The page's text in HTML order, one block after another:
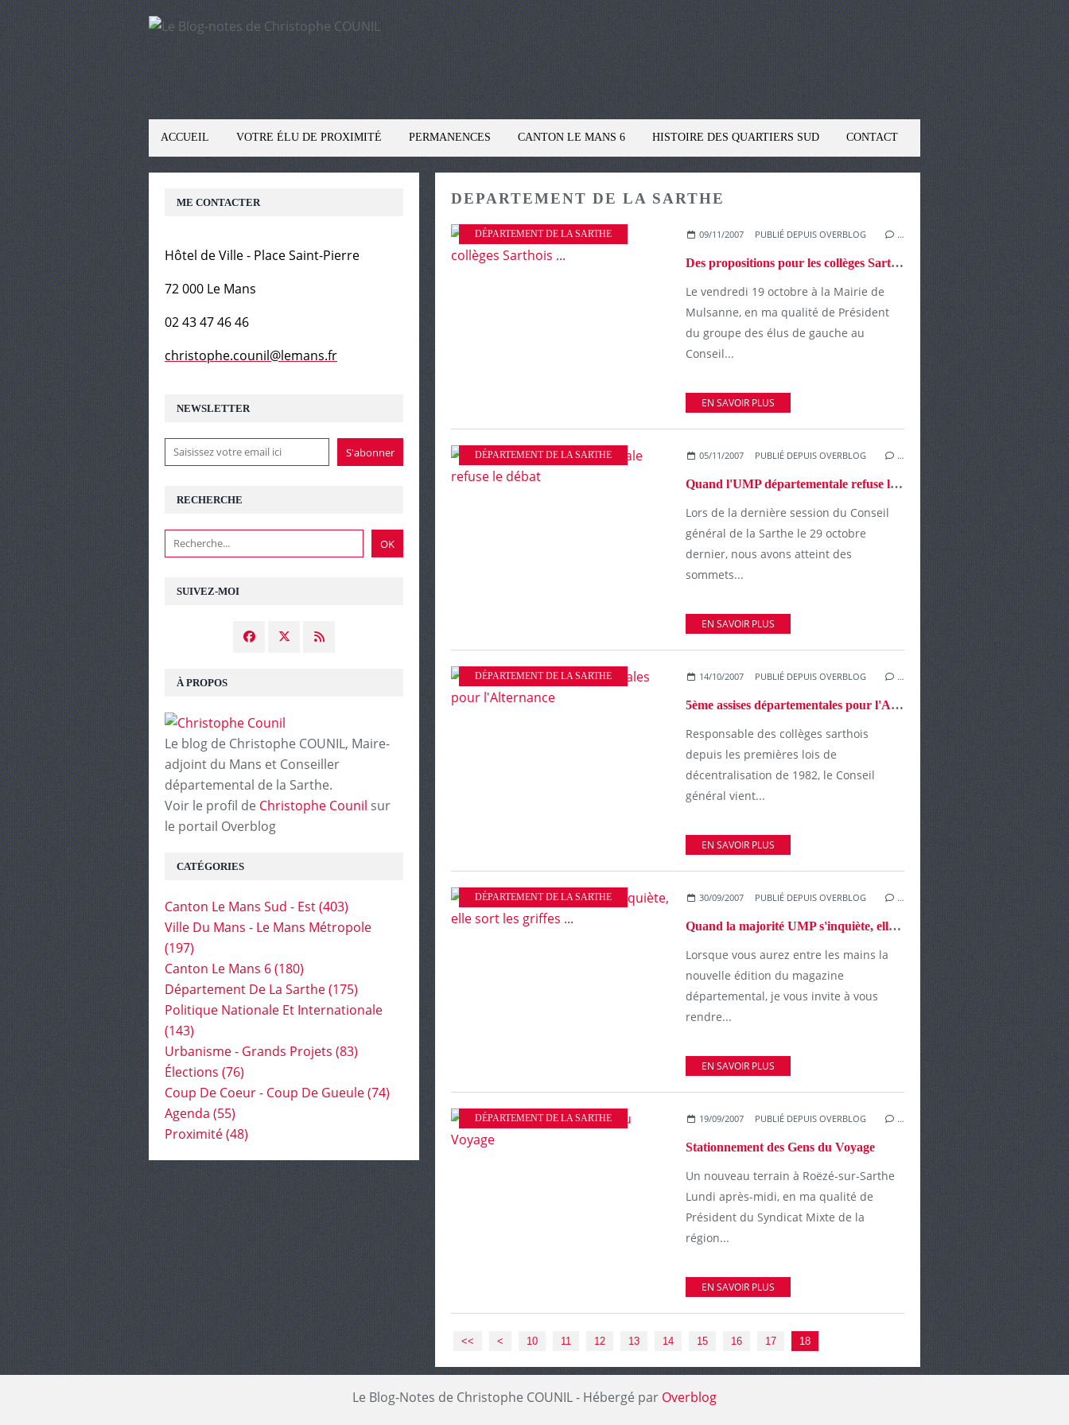
ACCUEIL VOTRE ÉLU DE PROXIMITÉ PERMANENCES CANTON LE MANS 6 HISTOIRE DES QUARTIERS SUD CONTACT
DEPARTEMENT DE LA SARTHE
DÉPARTEMENT DE LA SARTHE 09/11/2007 PUBLIÉ DEPUIS OVERBLOG …
Des propositions pour les collèges Sarthois ...
Le vendredi 19 octobre à la Mairie de
Mulsanne, en ma qualité de Président
du groupe des élus de gauche au
Conseil...
EN SAVOIR PLUS
DÉPARTEMENT DE LA SARTHE 05/11/2007 PUBLIÉ DEPUIS OVERBLOG …
Quand l'UMP départementale refuse le débat
Lors de la dernière session du Conseil
général de la Sarthe le 29 octobre
dernier, nous avons atteint des
sommets...
EN SAVOIR PLUS
DÉPARTEMENT DE LA SARTHE 14/10/2007 PUBLIÉ DEPUIS OVERBLOG …
5ème assises départementales pour l'Alternance
Responsable des collèges sarthois
depuis les premières lois de
décentralisation de 1982, le Conseil
général vient...
EN SAVOIR PLUS
DÉPARTEMENT DE LA SARTHE 30/09/2007 PUBLIÉ DEPUIS OVERBLOG …
Quand la majorité UMP s'inquiète, elle sort les griffes ...
Lorsque vous aurez entre les mains la
nouvelle édition du magazine
départemental, je vous invite à vous
rendre...
EN SAVOIR PLUS
DÉPARTEMENT DE LA SARTHE 19/09/2007 PUBLIÉ DEPUIS OVERBLOG …
Stationnement des Gens du Voyage
Un nouveau terrain à Roëzé-sur-Sarthe
Lundi après-midi, en ma qualité de
Président du Syndicat Mixte de la
région...
EN SAVOIR PLUS
<< < 10 11 12 13 14 15 16 17 18
NEWSLETTER
SUIVEZ-MOI
RECHERCHE
À PROPOS
Le blog de Christophe COUNIL, Maire-
adjoint du Mans et Conseiller
départemental de la Sarthe.
Voir le profil de Christophe Counil sur
le portail Overblog
CATÉGORIES
Canton Le Mans Sud - Est(403)
Ville Du Mans - Le Mans Métropole
(197)
Canton Le Mans 6(180)
Département De La Sarthe(175)
Politique Nationale Et Internationale
(143)
Urbanisme - Grands Projets (83)
Élections (76)
Coup De Coeur - Coup De Gueule(74)
Agenda (55)
Proximité(48)
ME CONTACTER
Hôtel de Ville - Place Saint-Pierre
72 000 Le Mans
02 43 47 46 46
christophe.counil@lemans.fr
Le Blog-Notes de Christophe COUNIL - Hébergé par Overblog